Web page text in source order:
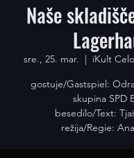
Naše
sre., 25. mar.
  |
iKult
gostuje/Gastspiel:
skupina SPD
besedilo/Text:
režija/Regie: